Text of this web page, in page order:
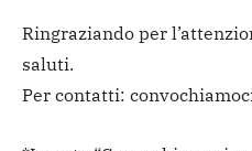
Ringraziando per
saluti.
Per contatti: